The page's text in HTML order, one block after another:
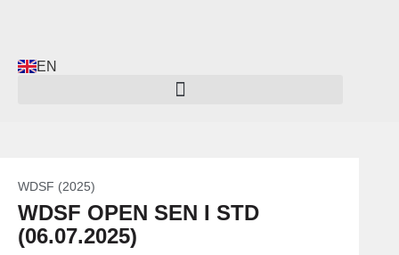
EN
WDSF (2025)
WDSF OPEN SEN I STD
(06.07.2025)